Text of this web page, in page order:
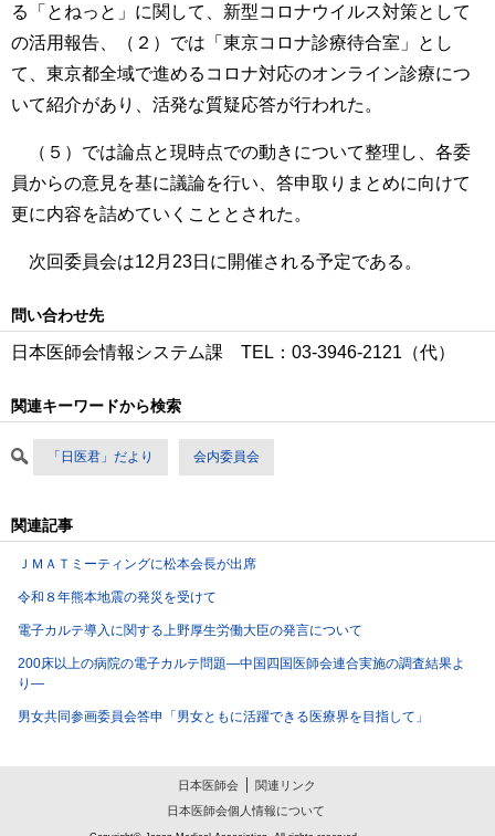
る「とねっと」に関して、新型コロナウイルス対策として
の活用報告、（２）では「東京コロナ診療待合室」とし
て、東京都全域で進めるコロナ対応のオンライン診療につ
いて紹介があり、活発な質疑応答が行われた。
（５）では論点と現時点での動きについて整理し、各委
員からの意見を基に議論を行い、答申取りまとめに向けて
更に内容を詰めていくこととされた。
次回委員会は12月23日に開催される予定である。
問い合わせ先
日本医師会情報システム課 TEL：03‐3946‐2121（代）
関連キーワードから検索
「日医君」だより 会内委員会
関連記事
ＪＭＡＴミーティングに松本会長が出席
令和８年熊本地震の発災を受けて
電子カルテ導入に関する上野厚生労働大臣の発言について
200床以上の病院の電子カルテ問題―中国四国医師会連合実施の調査結果よ
り―
男女共同参画委員会答申「男女ともに活躍できる医療界を目指して」
日本医師会
関連リンク
日本医師会個人情報について